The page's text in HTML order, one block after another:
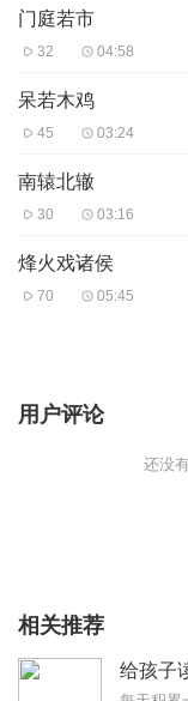
门庭若市
32 04:58
呆若木鸡
45 03:24
南辕北辙
30 03:16
烽火戏诸侯
70 05:45
用户评论
还没
相关推荐
给孩子